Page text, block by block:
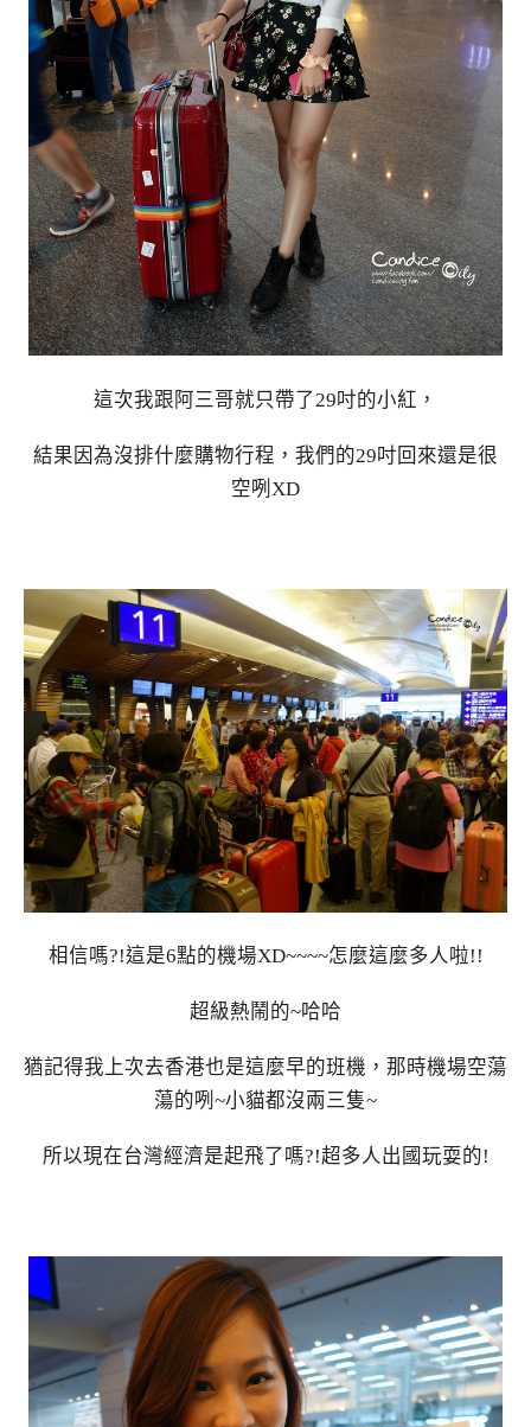
這次我跟阿三哥就只帶了29吋的小紅，
結果因為沒排什麼購物行程，我們的29吋回來還是很
空咧XD
相信嗎?!這是6點的機場XD~~~~怎麼這麼多人啦!!
超級熱鬧的~哈哈
猶記得我上次去香港也是這麼早的班機，那時機場空蕩
蕩的咧~小貓都沒兩三隻~
所以現在台灣經濟是起飛了嗎?!超多人出國玩耍的!